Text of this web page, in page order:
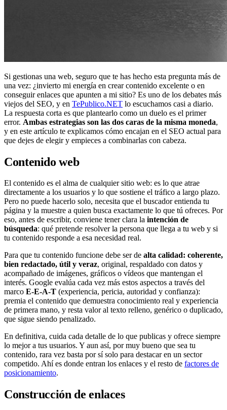
Si gestionas una web, seguro que te has hecho esta pregunta más de
una vez: ¿invierto mi energía en crear contenido excelente o en
conseguir enlaces que apunten a mi sitio? Es uno de los debates más
viejos del SEO, y en TePublico.NET lo escuchamos casi a diario.
La respuesta corta es que plantearlo como un duelo es el primer
error. Ambas estrategias son las dos caras de la misma moneda,
y en este artículo te explicamos cómo encajan en el SEO actual para
que dejes de elegir y empieces a combinarlas con cabeza.
Contenido web
El contenido es el alma de cualquier sitio web: es lo que atrae
directamente a los usuarios y lo que sostiene el tráfico a largo plazo.
Pero no puede hacerlo solo, necesita que el buscador entienda tu
página y la muestre a quien busca exactamente lo que tú ofreces. Por
eso, antes de escribir, conviene tener clara la intención de
búsqueda: qué pretende resolver la persona que llega a tu web y si
tu contenido responde a esa necesidad real.
Para que tu contenido funcione debe ser de alta calidad: coherente,
bien redactado, útil y veraz, original, respaldado con datos y
acompañado de imágenes, gráficos o vídeos que mantengan el
interés. Google evalúa cada vez más estos aspectos a través del
marco E-E-A-T (experiencia, pericia, autoridad y confianza):
premia el contenido que demuestra conocimiento real y experiencia
de primera mano, y resta valor al texto relleno, genérico o duplicado,
que sigue siendo penalizado.
En definitiva, cuida cada detalle de lo que publicas y ofrece siempre
lo mejor a tus usuarios. Y aun así, por muy bueno que sea tu
contenido, rara vez basta por sí solo para destacar en un sector
competido. Ahí es donde entran los enlaces y el resto de factores de
posicionamiento.
Construcción de enlaces